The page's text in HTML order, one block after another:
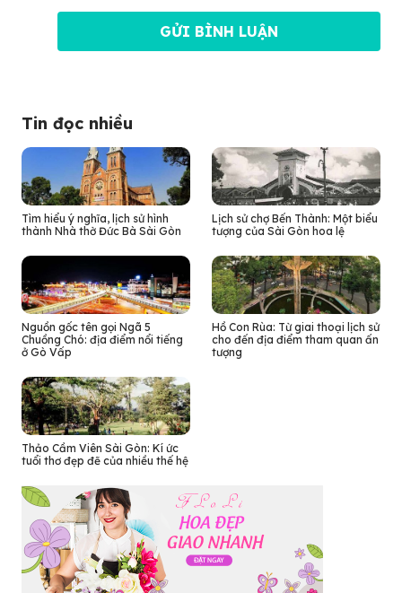
Tin đọc nhiều
Tìm hiểu ý nghĩa, lịch sử hình
thành Nhà thờ Đức Bà Sài Gòn
Lịch sử chợ Bến Thành: Một biểu
tượng của Sài Gòn hoa lệ
Nguồn gốc tên gọi Ngã 5
Chuồng Chó: địa điểm nổi tiếng
ở Gò Vấp
Hồ Con Rùa: Từ giai thoại lịch sử
cho đến địa điểm tham quan ấn
tượng
Thảo Cầm Viên Sài Gòn: Kí ức
tuổi thơ đẹp đẽ của nhiều thế hệ